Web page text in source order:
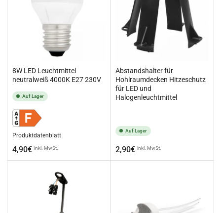
8W LED Leuchtmittel
neutralweiß 4000K E27 230V
Auf Lager
Produktdatenblatt
Normaler
Preis
4,90€ inkl. MwSt.
Abstandshalter für
Hohlraumdecken Hitzeschutz
für LED und
Halogenleuchtmittel
Auf Lager
Normaler
Preis
2,90€ inkl. MwSt.